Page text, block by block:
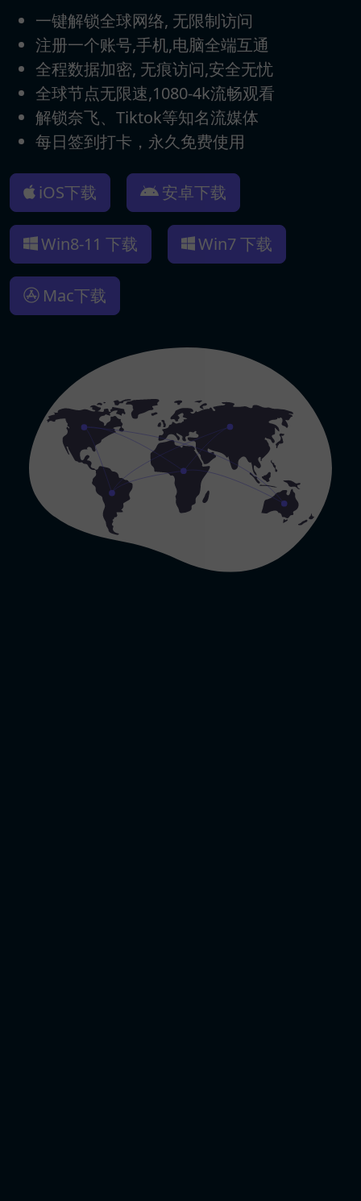
一键解锁全球网络, 无限制访问
注册一个账号,手机,电脑全端互通
全程数据加密, 无痕访问,安全无忧
全球节点无限速,1080-4k流畅观看
解锁奈飞、Tiktok等知名流媒体
每日签到打卡，永久免费使用
iOS下载 安卓下载
Win8-11 下载 Win7 下载
Mac下载